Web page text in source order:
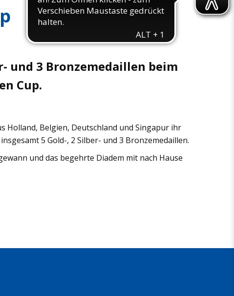
und 3 Bronzemedaillen beim
Cup.
Holland, Belgien, Deutschland und Singapur ihr
5 Gold-, 2 Silber- und 3 Bronzemedaillen.
und das begehrte Diadem mit nach Hause